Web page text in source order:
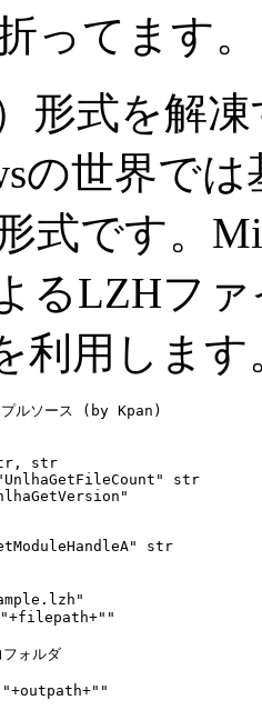
ってます。
形式を解
の世界で
式です。
るLZHフ
利用します
str
str
str